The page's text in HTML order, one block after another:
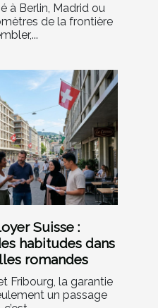
à Berlin, Madrid ou
de la frontière
Suisse :
habitudes dans
romandes
Fribourg, la garantie
un passage